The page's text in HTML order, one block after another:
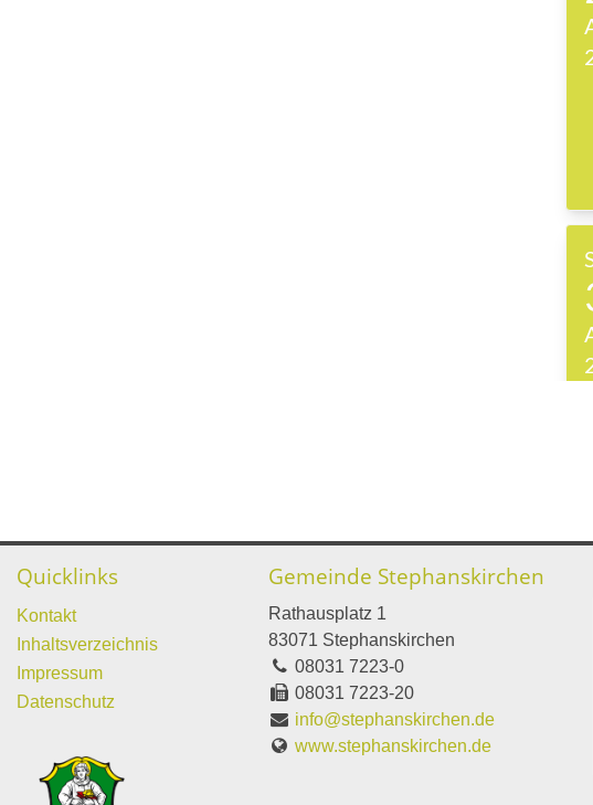
Quicklinks
Kontakt
Inhaltsverzeichnis
Impressum
Datenschutz
Gemeinde Stephanskirchen
Rathausplatz 1
83071 Stephanskirchen
08031 7223-0
08031 7223-20
info@stephanskirchen.de
www.stephanskirchen.de